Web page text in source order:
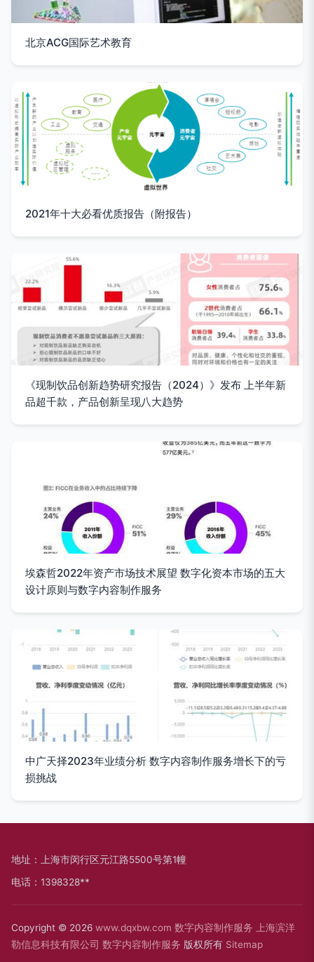
北京ACG国际艺术教育
2021年十大必看优质报告（附报告）
《现制饮品创新趋势研究报告（2024）》发布 上半年新
品超千款，产品创新呈现八大趋势
埃森哲2022年资产市场技术展望 数字化资本市场的五大
设计原则与数字内容制作服务
中广天择2023年业绩分析 数字内容制作服务增长下的亏
损挑战
地址：上海市闵行区元江路5500号第1幢
电话：1398328**
Copyright © 2026 www.dqxbw.com 数字内容制作服务
上海滨洋
勒信息科技有限公司 数字内容制作服务 版权所有 Sitemap